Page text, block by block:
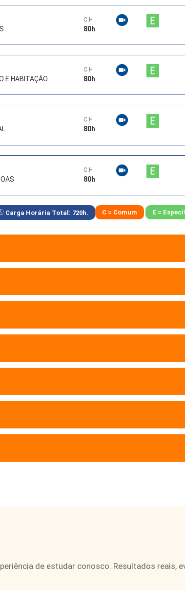
C.H
80h
E HABITAÇÃO
C.H
80h
C.H
80h
C.H
80h
Carga Horária Total: 720h. C = Comum E =
de estudar conosco. Resultados reais,